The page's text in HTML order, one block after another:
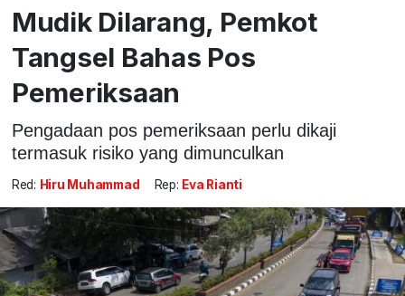
Mudik Dilarang, Pemkot
Tangsel Bahas Pos
Pemeriksaan
Pengadaan pos pemeriksaan perlu dikaji
termasuk risiko yang dimunculkan
Red: Hiru Muhammad Rep: Eva Rianti